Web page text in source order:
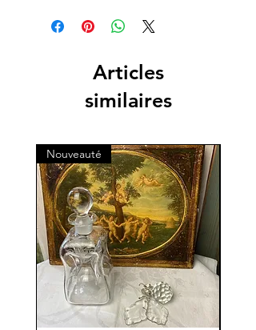
le prix. Livraison par Mondial Relay en
Belgique, France et au Luxembourg.
acheminées par les services postaux
directement à votre domicile.
Articles
similaires
Nouveauté